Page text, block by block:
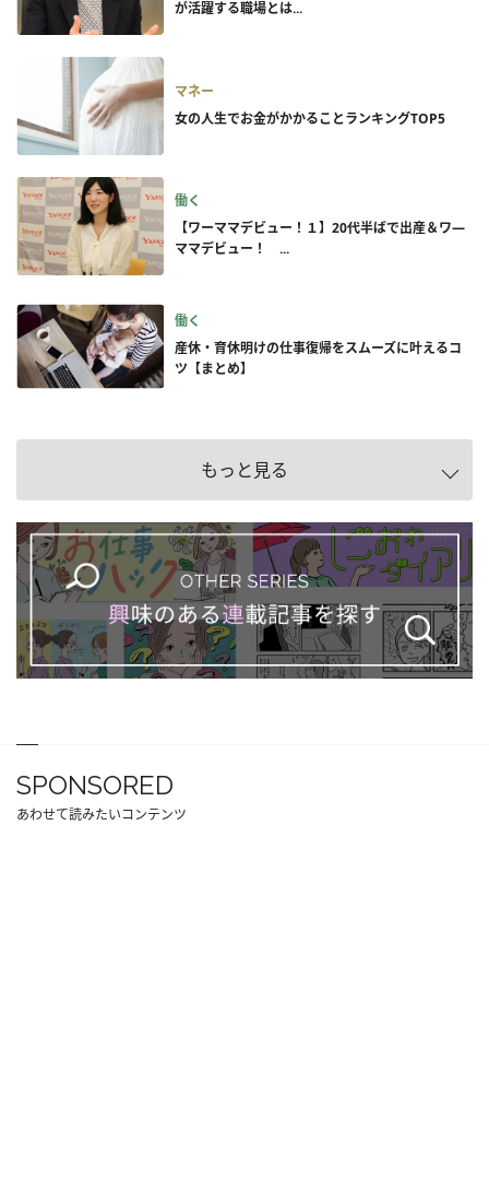
が活躍する職場とは...
マネー
女の人生でお金がかかることランキングTOP5
働く
【ワーママデビュー！１】20代半ばで出産＆ワ―
ママデビュー！ ...
働く
産休・育休明けの仕事復帰をスムーズに叶えるコ
ツ【まとめ】
もっと見る
SPONSORED
あわせて読みたいコンテンツ